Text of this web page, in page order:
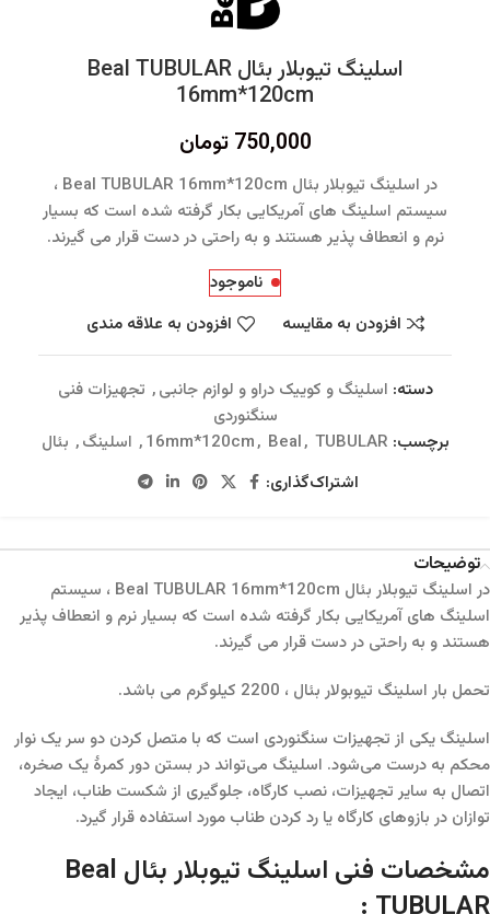
اسلینگ تیوبلار بئال Beal TUBULAR
16mm*120cm
750,000 تومان
در اسلینگ تیوبلار بئال Beal TUBULAR 16mm*120cm ،
سیستم اسلینگ های آمریکایی بکار گرفته شده است که بسیار
نرم و انعطاف پذیر هستند و به راحتی در دست قرار می گیرند.
ناموجود
افزودن به مقایسه
افزودن به علاقه مندی
دسته: اسلینگ و کوییک دراو و لوازم جانبی, تجهیزات فنی
سنگنوردی
برچسب:
16mm*120cm, Beal, TUBULAR
, اسلینگ, بئال
اشتراک‌گذاری:
توضیحات
در اسلینگ تیوبلار بئال Beal TUBULAR 16mm*120cm ، سیستم
اسلینگ های آمریکایی بکار گرفته شده است که بسیار نرم و انعطاف پذیر
هستند و به راحتی در دست قرار می گیرند.
تحمل بار اسلینگ تیوبولار بئال ، 2200 کیلوگرم می باشد.
اسلینگ یکی از تجهیزات سنگنوردی است که با متصل کردن دو سر یک نوار
محکم به درست می‌شود. اسلینگ می‌تواند در بستن دور کمرهٔ یک صخره،
اتصال به سایر تجهیزات، نصب کارگاه، جلوگیری از شکست طناب، ایجاد
توازان در بازوهای کارگاه یا رد کردن طناب مورد استفاده قرار گیرد.
مشخصات فنی اسلینگ تیوبلار بئال Beal